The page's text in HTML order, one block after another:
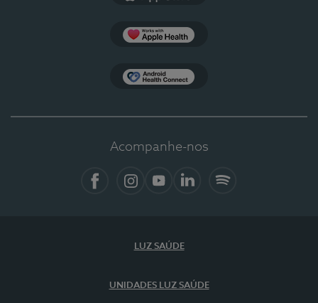
Acompanhe-nos
LUZ SAÚDE
UNIDADES LUZ SAÚDE